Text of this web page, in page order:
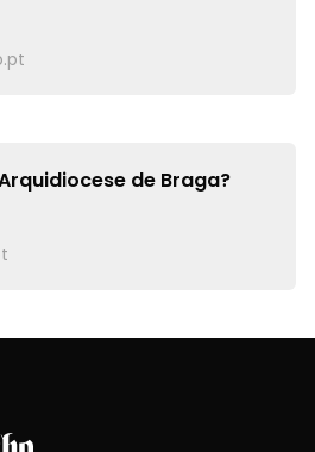
de Braga?